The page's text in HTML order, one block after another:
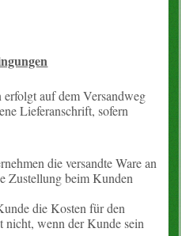
auf dem Versandweg
Lieferanschrift, sofern
die versandte Ware an
Zustellung beim Kunden
die Kosten für den
nicht, wenn der Kunde sein